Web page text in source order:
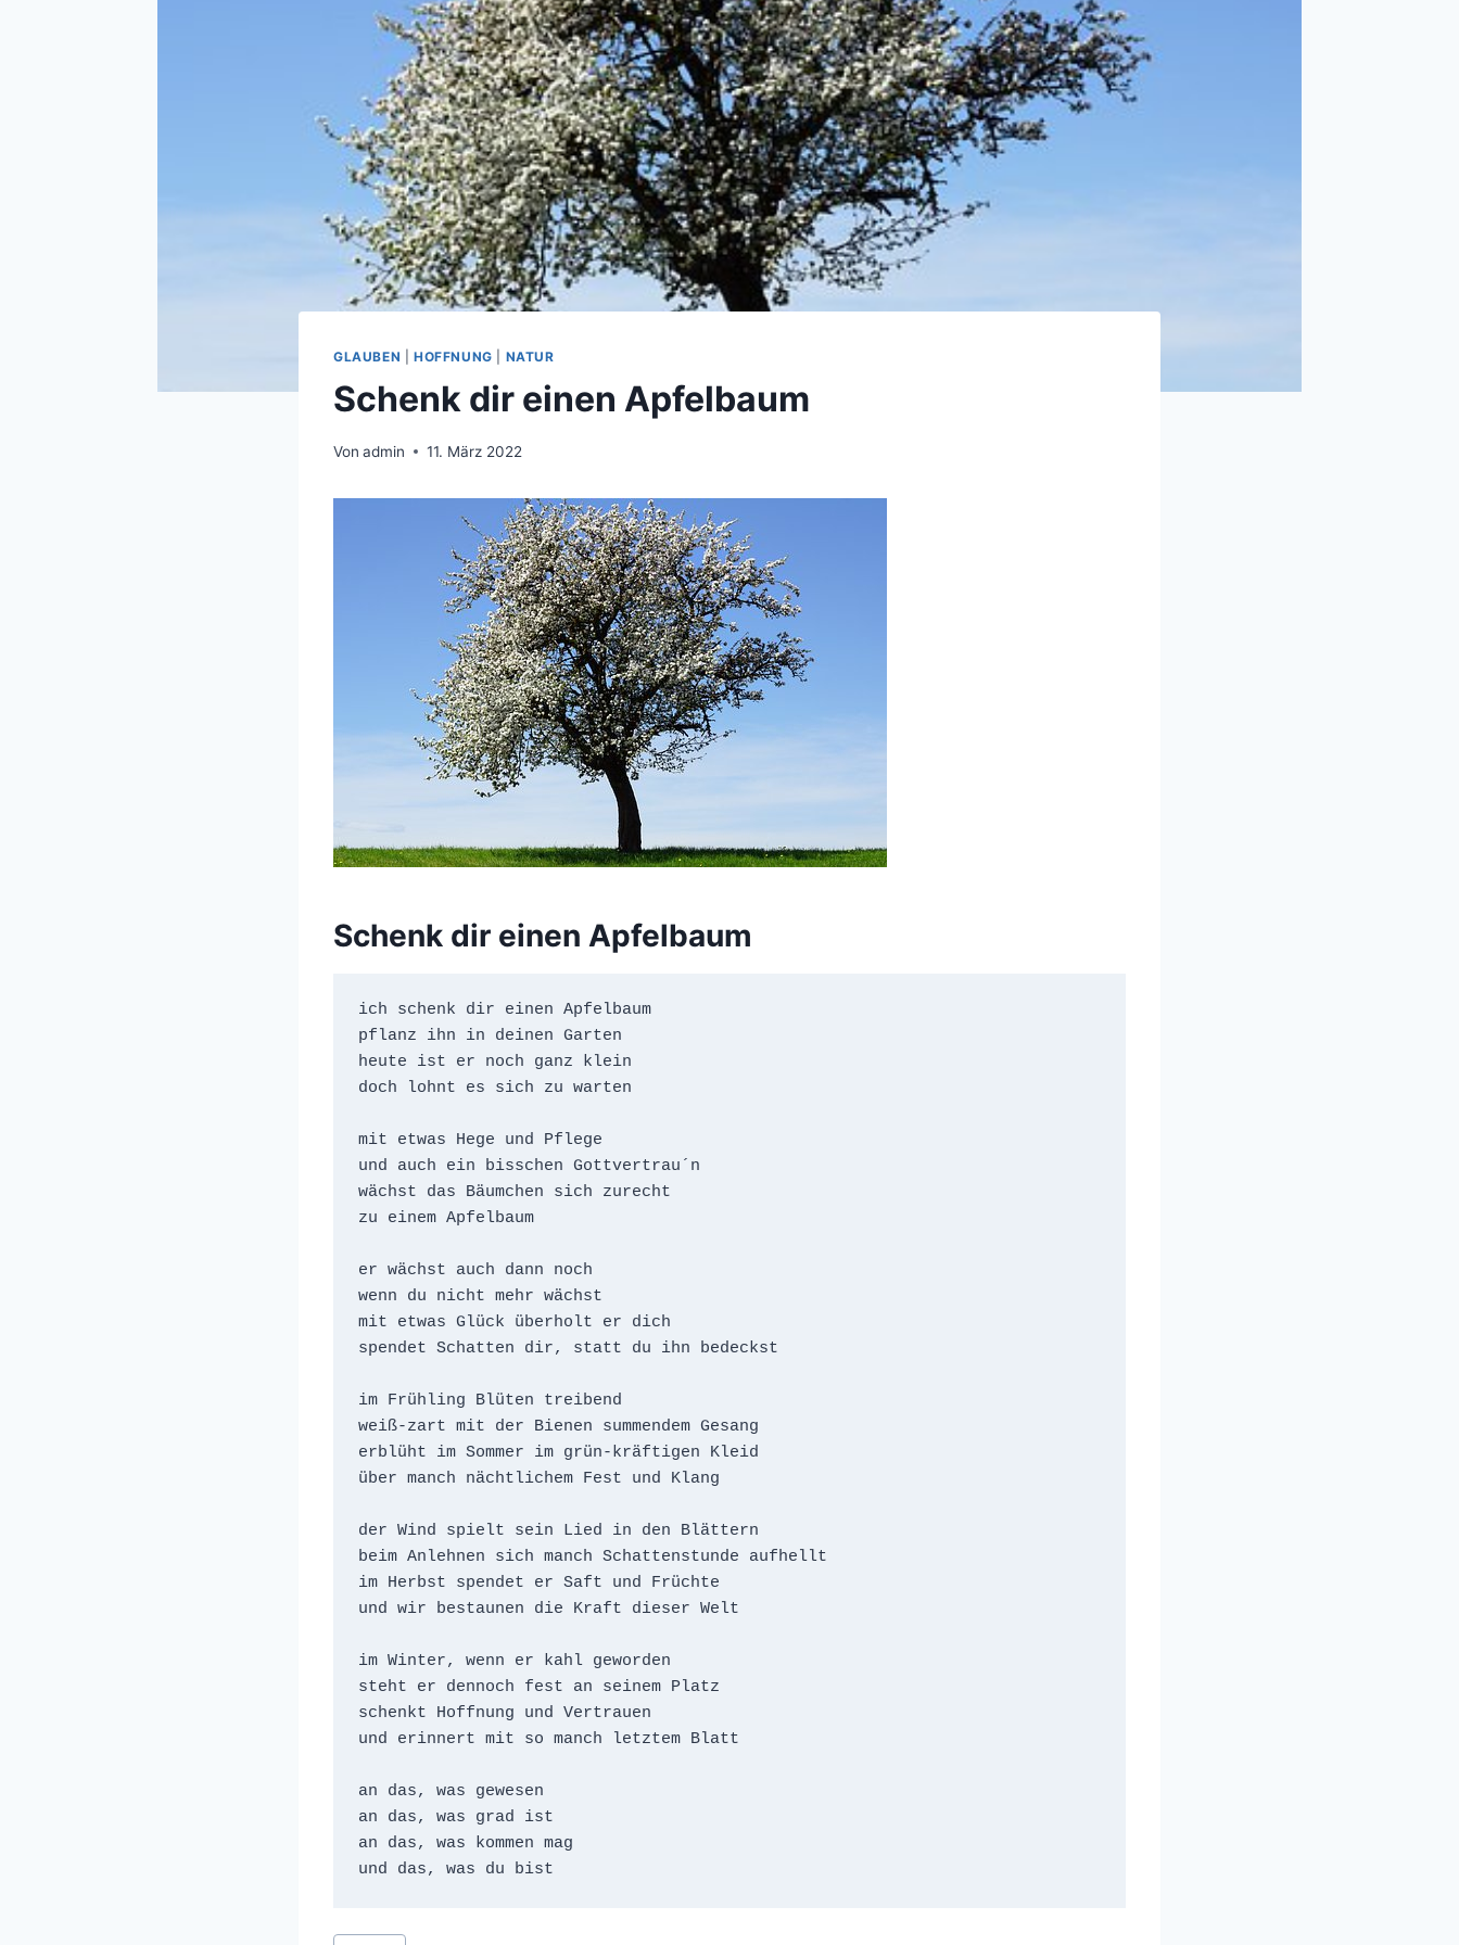
GLAUBEN HOFFNUNG NATUR
Schenk dir einen Apfelbaum
Von admin 11. März 2022
Schenk dir einen Apfelbaum
ich schenk dir einen Apfelbaum
pflanz ihn in deinen Garten
heute ist er noch ganz klein
doch lohnt es sich zu warten
mit etwas Hege und Pflege
und auch ein bisschen Gottvertrau´n
wächst das Bäumchen sich zurecht
zu einem Apfelbaum
er wächst auch dann noch
wenn du nicht mehr wächst
mit etwas Glück überholt er dich
spendet Schatten dir, statt du ihn bedeckst
im Frühling Blüten treibend
weiß-zart mit der Bienen summendem Gesang
erblüht im Sommer im grün-kräftigen Kleid
über manch nächtlichem Fest und Klang
der Wind spielt sein Lied in den Blättern
beim Anlehnen sich manch Schattenstunde aufhellt
im Herbst spendet er Saft und Früchte
und wir bestaunen die Kraft dieser Welt
im Winter, wenn er kahl geworden
steht er dennoch fest an seinem Platz
schenkt Hoffnung und Vertrauen
und erinnert mit so manch letztem Blatt
an das, was gewesen
an das, was grad ist
an das, was kommen mag
Schlagworte: